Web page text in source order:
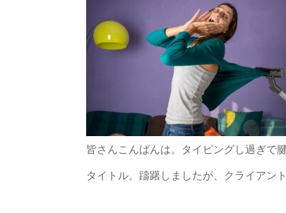
皆さんこんばんは。タイピングし過ぎで
タイトル。躊躇しましたが、クライアン